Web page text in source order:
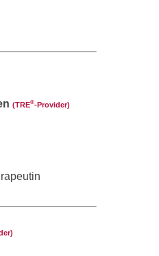
(TRE®‑Provider)